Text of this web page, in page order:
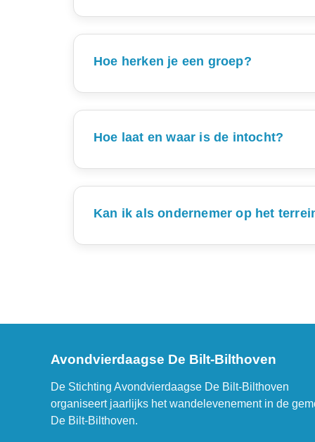
Er zijn dit jaar geen rustpunten op de
inderdaad een rustmoment inplant, let
Hoe herken je een groep?
De voorste begeleider draagt het gele
groep begint én eindigt om de
Hoe laat en waar is de intocht?
De intocht van de editie 2026 begint om
lopers
Kan ik als ondernemer op het
Het Bestuur heeft tijdens haar
Avondvierdaagse De Bilt-Bilthoven
De Stichting Avondvierdaagse De Bilt-Bilthoven
organiseert jaarlijks het wandelevenement in de
De Bilt-Bilthoven.